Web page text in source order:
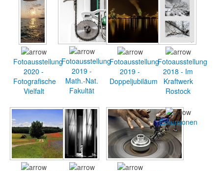
Fotoausstellung
2020 -
Fotografische
Vielfalt
Fotoausstellung
2019 -
Math.-Nat.
Fakultät
Fotoausstellung
2019 -
Doppeljubiläum
Fotoausstellung
2018 - Im
Kraftwerk
Rostock
Exkursionen